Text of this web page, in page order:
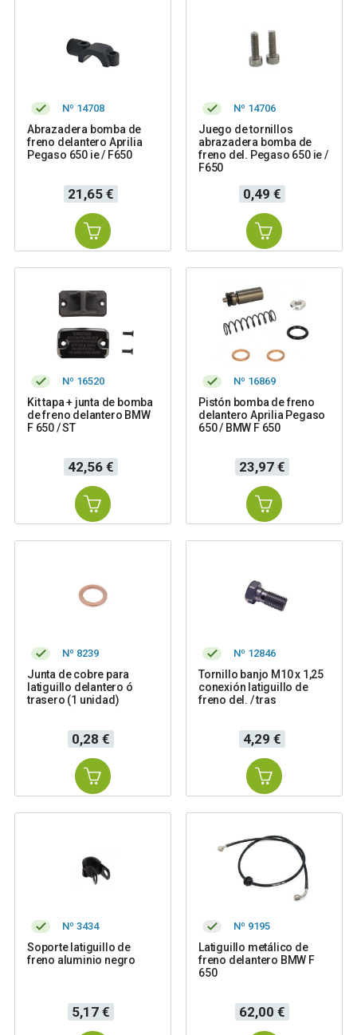
Nº 14708
Abrazadera bomba de
freno delantero Aprilia
Pegaso 650 ie / F650
Precio
21,65 €
Nº 14706
Juego de tornillos
abrazadera bomba de
freno del. Pegaso 650 ie /
F650
Precio
0,49 €
Nº 16520
Kit tapa + junta de bomba
de freno delantero BMW
F 650 / ST
Precio
42,56 €
Nº 16869
Pistón bomba de freno
delantero Aprilia Pegaso
650 / BMW F 650
Precio
23,97 €
Nº 8239
Junta de cobre para
latiguillo delantero ó
trasero (1 unidad)
Precio
0,28 €
Nº 12846
Tornillo banjo M10 x 1,25
conexión latiguillo de
freno del. / tras
Precio
4,29 €
Nº 3434
Soporte latiguillo de
freno aluminio negro
Precio
5,17 €
Nº 9195
Latiguillo metálico de
freno delantero BMW F
650
Precio
62,00 €